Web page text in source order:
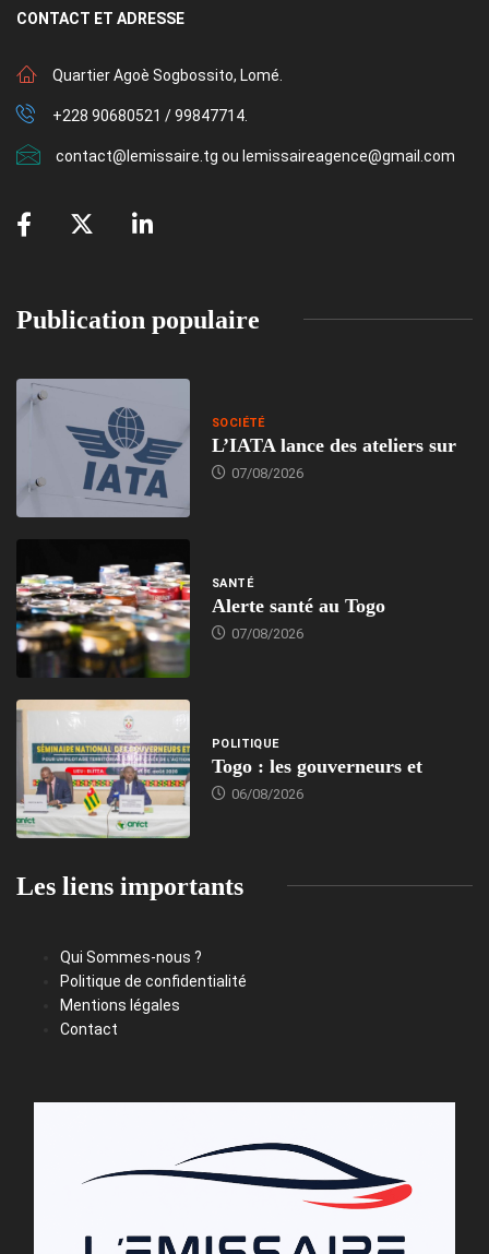
CONTACT ET ADRESSE
Quartier Agoè Sogbossito, Lomé.
+228 90680521 / 99847714.
contact@lemissaire.tg ou lemissaireagence@gmail.com
Publication populaire
SOCIÉTÉ
L’IATA lance des ateliers sur
07/08/2026
SANTÉ
Alerte santé au Togo
07/08/2026
POLITIQUE
Togo : les gouverneurs et
06/08/2026
Les liens importants
Qui Sommes-nous ?
Politique de confidentialité
Mentions légales
Contact